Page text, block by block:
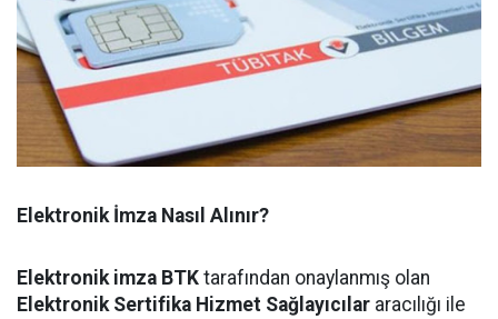
Elektronik İmza Nasıl Alınır?
Elektronik imza BTK tarafından onaylanmış olan
Elektronik Sertifika Hizmet Sağlayıcılar aracılığı ile